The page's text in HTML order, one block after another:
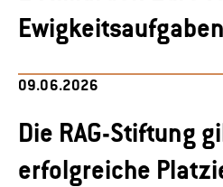
Ewigkeitsaufgaben
09.06.2026
Die RAG-Stiftung
erfolgreiche